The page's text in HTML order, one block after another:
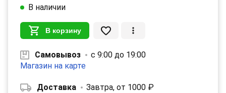
В наличии
В корзину
Самовывоз
с 9:00 до 19:00
Магазин на карте
Доставка
Завтра, от 1000 ₽